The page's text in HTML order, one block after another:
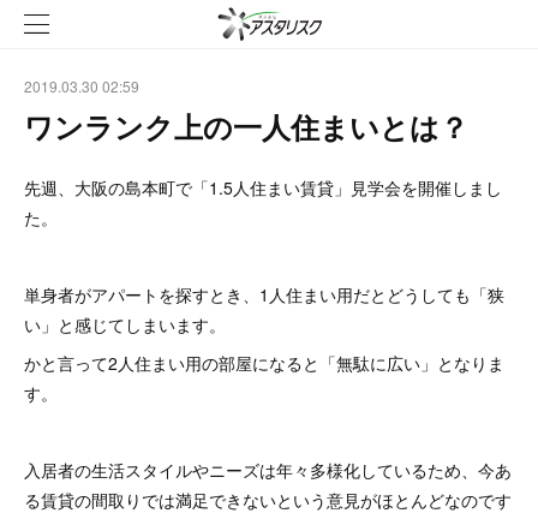
2019.03.30 02:59
ワンランク上の一人住まいとは？
先週、大阪の島本町で「1.5人住まい賃貸」見学会を開催しまし
た。
単身者がアパートを探すとき、1人住まい用だとどうしても「狭
い」と感じてしまいます。
かと言って2人住まい用の部屋になると「無駄に広い」となりま
す。
入居者の生活スタイルやニーズは年々多様化しているため、今あ
る賃貸の間取りでは満足できないという意見がほとんどなのです